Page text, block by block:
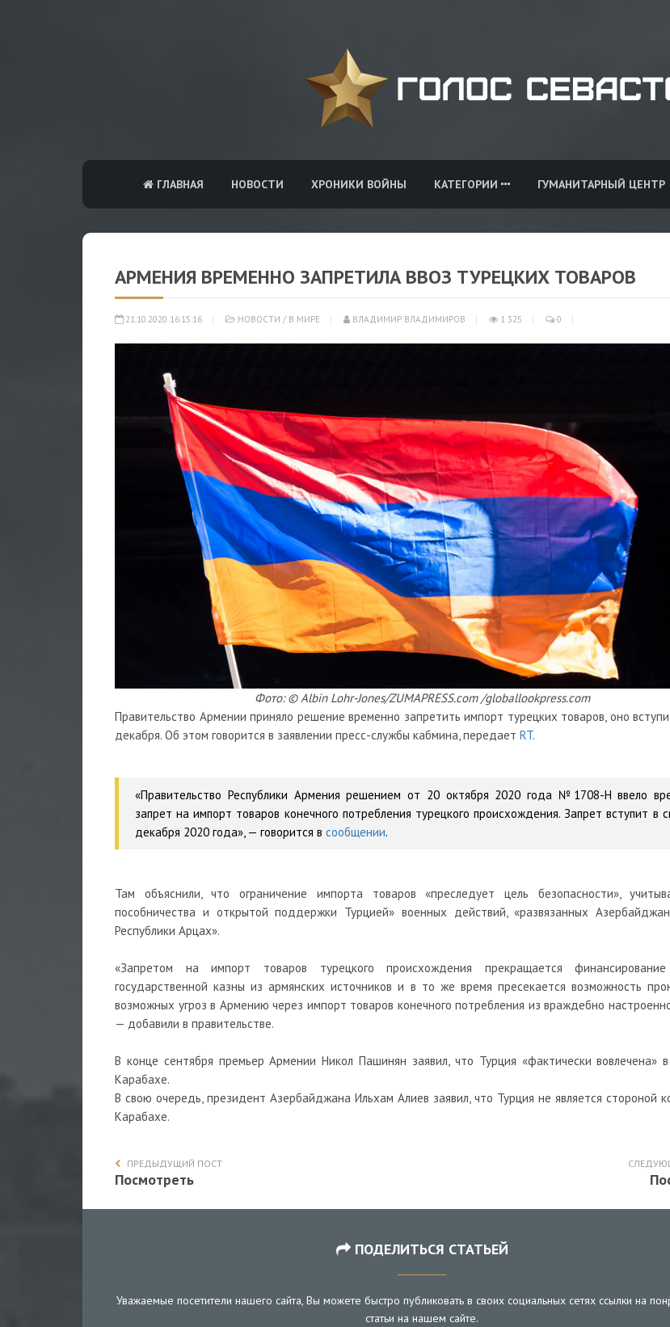
ГЛАВНАЯ НОВОСТИ ХРОНИКИ ВОЙНЫ КАТЕГОРИИ ГУМАНИТАРНЫЙ ЦЕНТР
АРМЕНИЯ ВРЕМЕННО ЗАПРЕТИЛА ВВОЗ ТУРЕЦКИХ ТОВАРОВ
21.10.2020 16:15:16 НОВОСТИ / В МИРЕ ВЛАДИМИР ВЛАДИМИРОВ 1 325 0
Фото: © Albin Lohr-Jones/ZUMAPRESS.com /globallookpress.com
Правительство Армении приняло решение временно запретить импорт турецких товаров, оно
декабря. Об этом говорится в заявлении пресс-службы кабмина, передает RT.
«Правительство Республики Армения решением от 20 октября 2020 года №1708-Н ввело
запрет на импорт товаров конечного потребления турецкого происхождения. Запрет вступит в
декабря 2020 года», — говорится в сообщении.
Там объяснили, что ограничение импорта товаров «преследует цель безопасности»,
пособничества и открытой поддержки Турцией» военных действий, «развязанных
Республики Арцах».
«Запретом на импорт товаров турецкого происхождения прекращается финансирование
государственной казны из армянских источников и в то же время пресекается возможность
возможных угроз в Армению через импорт товаров конечного потребления из враждебно
— добавили в правительстве.
В конце сентября премьер Армении Никол Пашинян заявил, что Турция «фактически вовлечена»
Карабахе.
В свою очередь, президент Азербайджана Ильхам Алиев заявил, что Турция не является стороной
Карабахе.
ПРЕДЫДУЩИЙ ПОСТ
Посмотреть
ПОДЕЛИТЬСЯ СТАТЬЕЙ
Уважаемые посетители нашего сайта, Вы можете быстро публиковать в своих социальных сетях ссылки на
статьи на нашем сайте.